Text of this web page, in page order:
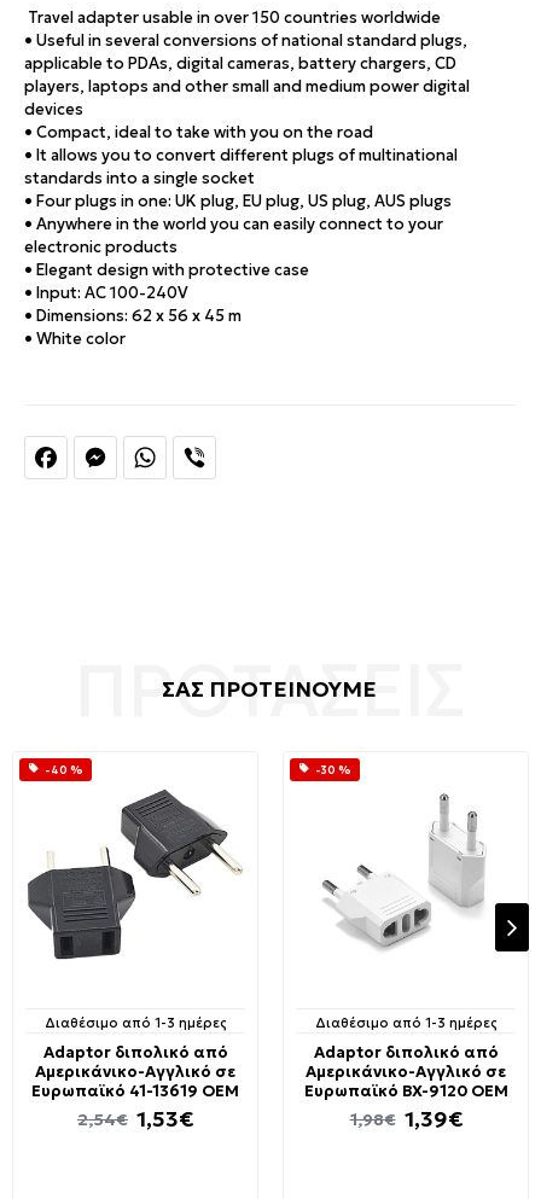
FacebookMessengerWhatsApp
Travel adapter usable in over 150 countries worldwide
• Useful in several conversions of national standard plugs,
applicable to PDAs, digital cameras, battery chargers, CD
players, laptops and other small and medium power digital
devices
• Compact, ideal to take with you on the road
• It allows you to convert different plugs of multinational
standards into a single socket
• Four plugs in one: UK plug, EU plug, US plug, AUS plugs
• Anywhere in the world you can easily connect to your
electronic products
• Elegant design with protective case
• Input: AC 100-240V
• Dimensions: 62 x 56 x 45 m
• White color
ΣΑΣ ΠΡΟΤΕΙΝΟΥΜΕ
-40 %
Διαθέσιμο από 1-3 ημέρες
Adaptor διπολικό από
Αμερικάνικο-Αγγλικό σε
Ευρωπαϊκό 41-13619 OEM
1,53€
2,54€
-30 %
Διαθέσιμο από 1-3 ημέρες
Adaptor διπολικό από
Αμερικάνικο-Αγγλικό σε
Ευρωπαϊκό BX-9120 OEM
1,39€
1,98€